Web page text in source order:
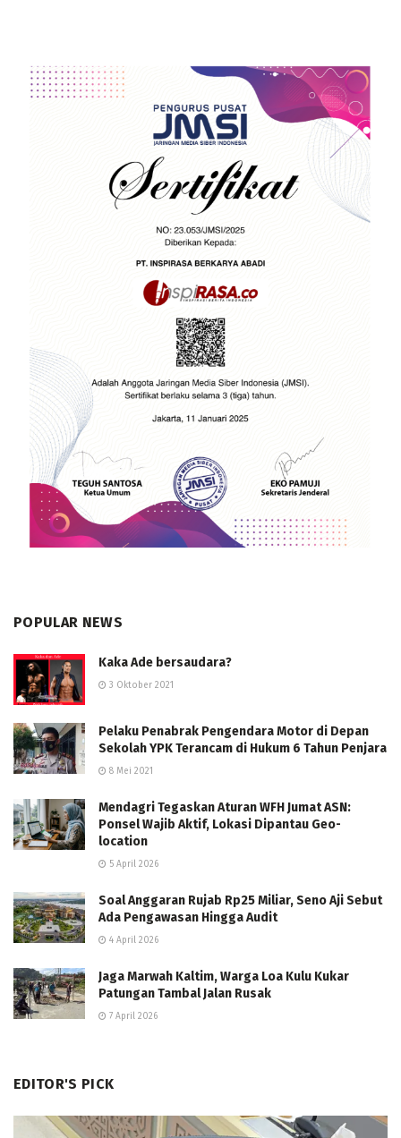
POPULAR NEWS
Kaka Ade bersaudara?
3 Oktober 2021
Pelaku Penabrak Pengendara Motor di Depan
Sekolah YPK Terancam di Hukum 6 Tahun Penjara
8 Mei 2021
Mendagri Tegaskan Aturan WFH Jumat ASN:
Ponsel Wajib Aktif, Lokasi Dipantau Geo-
location
5 April 2026
Soal Anggaran Rujab Rp25 Miliar, Seno Aji Sebut
Ada Pengawasan Hingga Audit
4 April 2026
Jaga Marwah Kaltim, Warga Loa Kulu Kukar
Patungan Tambal Jalan Rusak
7 April 2026
EDITOR'S PICK